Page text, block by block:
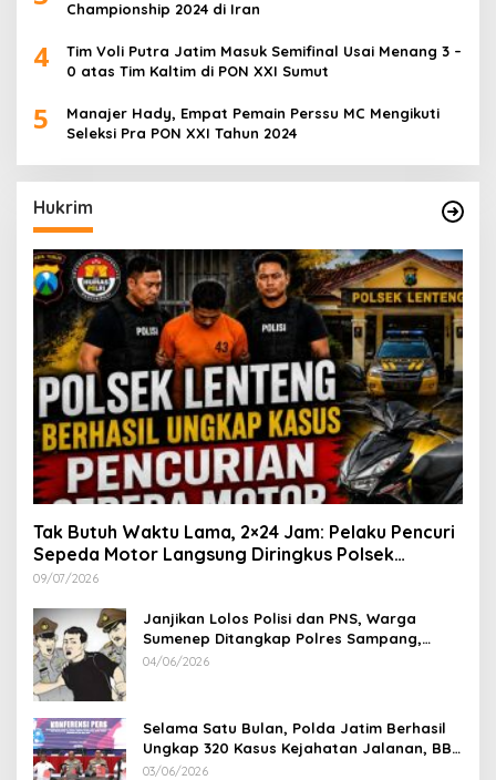
Championship 2024 di Iran
4
Tim Voli Putra Jatim Masuk Semifinal Usai Menang 3 –
0 atas Tim Kaltim di PON XXI Sumut
5
Manajer Hady, Empat Pemain Perssu MC Mengikuti
Seleksi Pra PON XXI Tahun 2024
Hukrim
Tak Butuh Waktu Lama, 2×24 Jam: Pelaku Pencuri
Sepeda Motor Langsung Diringkus Polsek
Lenteng di Wilayah Manding
09/07/2026
Janjikan Lolos Polisi dan PNS, Warga
Sumenep Ditangkap Polres Sampang,
Korban Rugi Rp 600 juta
04/06/2026
Selama Satu Bulan, Polda Jatim Berhasil
Ungkap 320 Kasus Kejahatan Jalanan, BB
100 Sepeda Motor dan 12 Mobil Diamankan
03/06/2026